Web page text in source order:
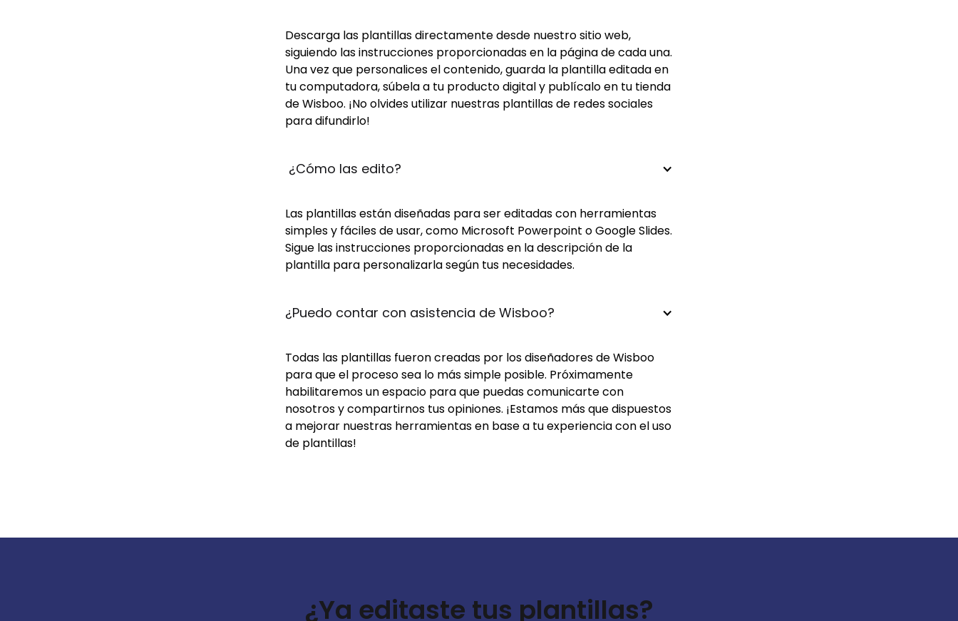
Descarga las plantillas directamente desde nuestro sitio web,
siguiendo las instrucciones proporcionadas en la página de cada una.
Una vez que personalices el contenido, guarda la plantilla editada en
tu computadora, súbela a tu producto digital y publícalo en tu tienda
de Wisboo. ¡No olvides utilizar nuestras plantillas de redes sociales
para difundirlo!
¿Cómo las edito?
Las plantillas están diseñadas para ser editadas con herramientas
simples y fáciles de usar, como Microsoft Powerpoint o Google Slides.
Sigue las instrucciones proporcionadas en la descripción de la
plantilla para personalizarla según tus necesidades.
¿Puedo contar con asistencia de Wisboo?
Todas las plantillas fueron creadas por los diseñadores de Wisboo
para que el proceso sea lo más simple posible. Próximamente
habilitaremos un espacio para que puedas comunicarte con
nosotros y compartirnos tus opiniones. ¡Estamos más que dispuestos
a mejorar nuestras herramientas en base a tu experiencia con el uso
de plantillas!
¿Ya editaste tus plantillas?